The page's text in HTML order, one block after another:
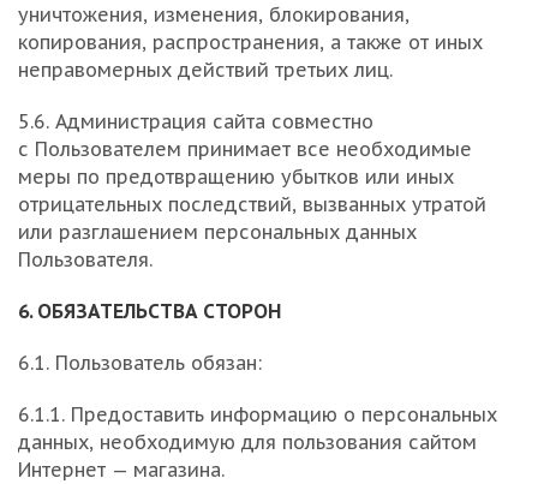
уничтожения, изменения, блокирования,
копирования, распространения, а также от иных
неправомерных действий третьих лиц.
5.6. Администрация сайта совместно
с Пользователем принимает все необходимые
меры по предотвращению убытков или иных
отрицательных последствий, вызванных утратой
или разглашением персональных данных
Пользователя.
6. ОБЯЗАТЕЛЬСТВА СТОРОН
6.1. Пользователь обязан:
6.1.1. Предоставить информацию о персональных
данных, необходимую для пользования сайтом
Интернет — магазина.